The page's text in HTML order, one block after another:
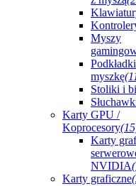
Myszy
myszkę
Stoliki i
Karty GPU /
Koprocesory
Karty
NVIDIA
Karty graficzne